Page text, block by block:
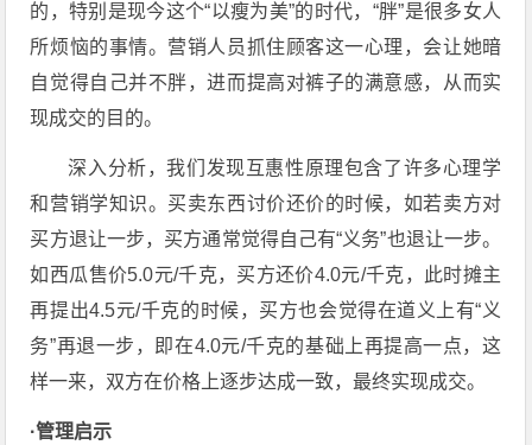
的，特别是现今这个“以瘦为美”的时代，“胖”是很多女人
所烦恼的事情。营销人员抓住顾客这一心理，会让她暗
自觉得自己并不胖，进而提高对裤子的满意感，从而实
现成交的目的。
深入分析，我们发现互惠性原理包含了许多心理学
和营销学知识。买卖东西讨价还价的时候，如若卖方对
买方退让一步，买方通常觉得自己有“义务”也退让一步。
如西瓜售价5.0元/千克，买方还价4.0元/千克，此时摊主
再提出4.5元/千克的时候，买方也会觉得在道义上有“义
务”再退一步，即在4.0元/千克的基础上再提高一点，这
样一来，双方在价格上逐步达成一致，最终实现成交。
·管理启示